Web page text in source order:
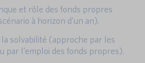
et rôle des fonds propres
à horizon d’un an).
solvabilité (approche par les
par l’emploi des fonds propres).